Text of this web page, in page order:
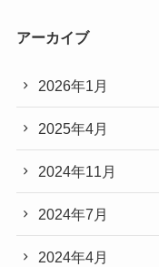
アーカイブ
2026年1月
2025年4月
2024年11月
2024年7月
2024年4月